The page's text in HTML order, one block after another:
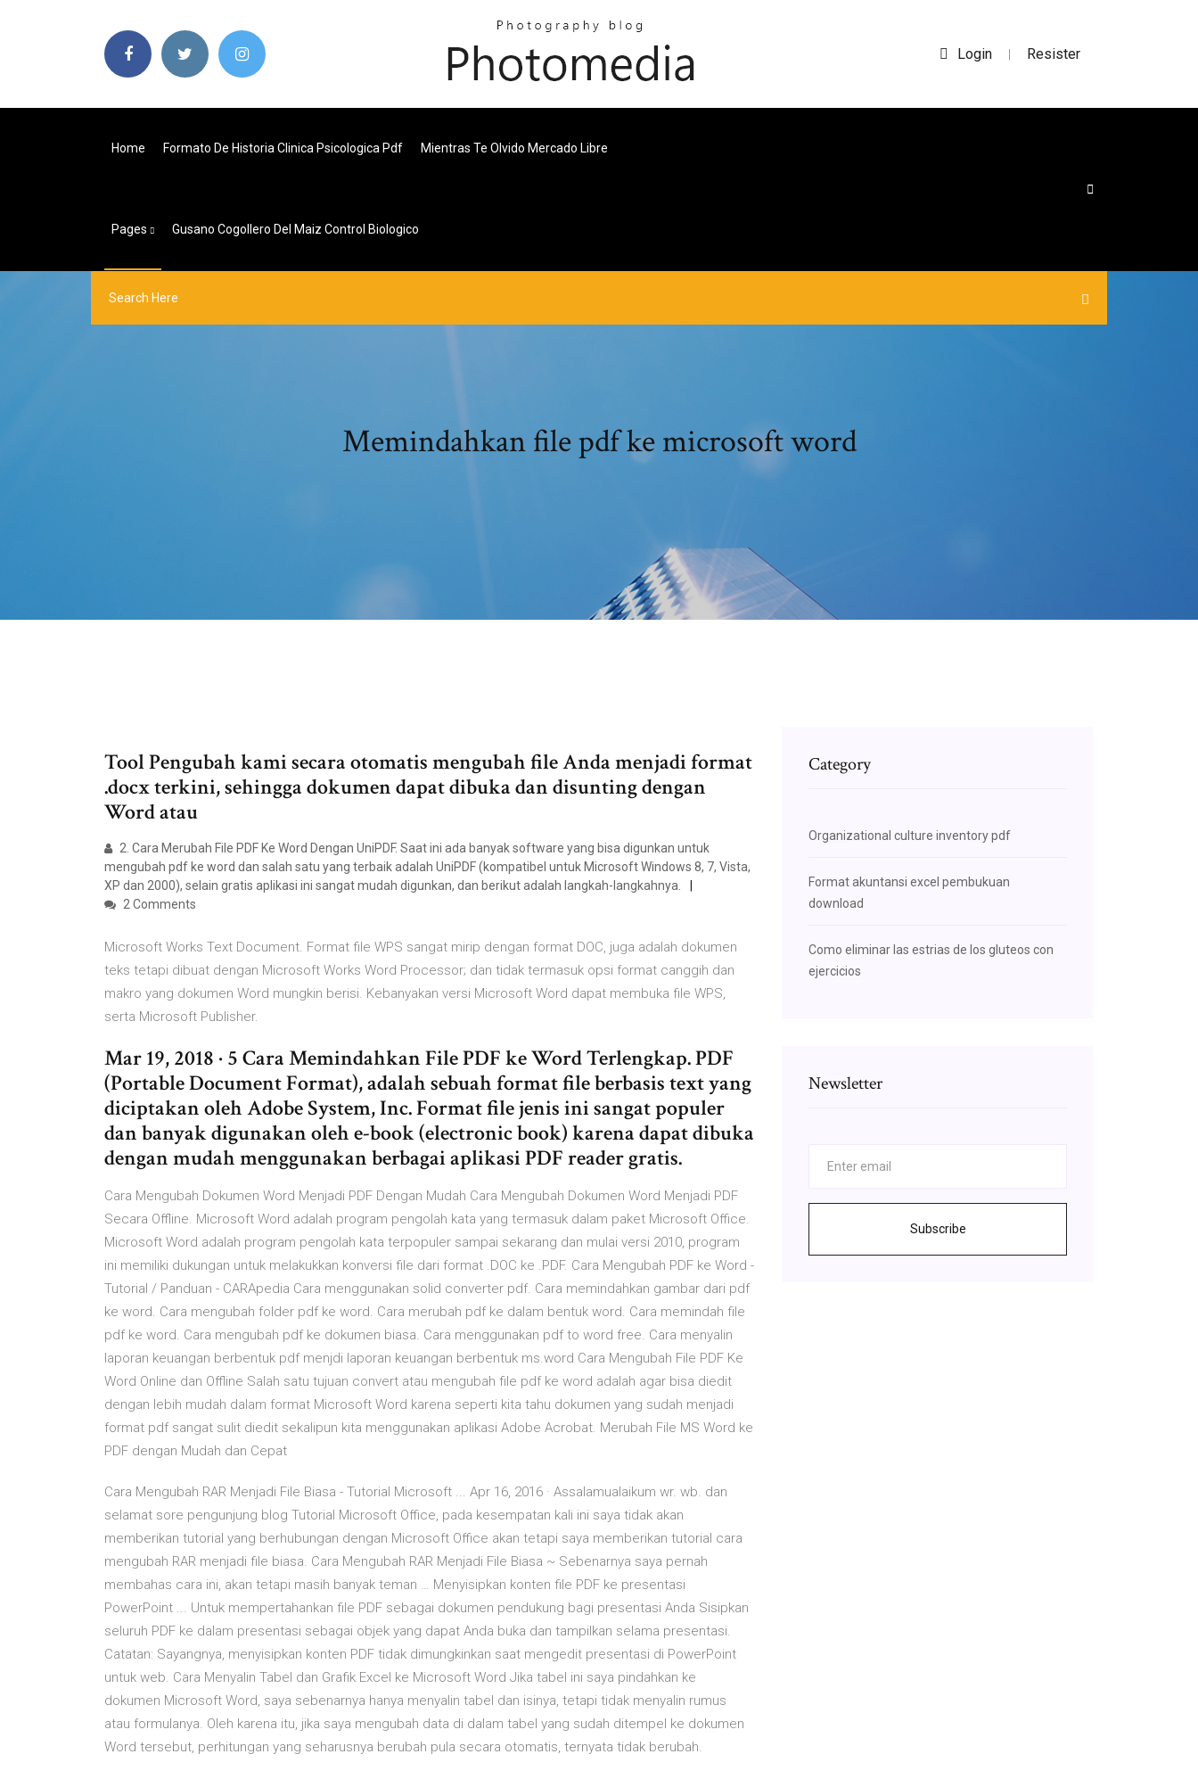
Login | Resister
Home Formato De Historia Clinica Psicologica Pdf Mientras Te Olvido Mercado Libre
Pages Gusano Cogollero Del Maiz Control Biologico
Memindahkan file pdf ke microsoft word
Tool Pengubah kami secara otomatis mengubah file Anda menjadi format
.docx terkini, sehingga dokumen dapat dibuka dan disunting dengan
Word atau
2. Cara Merubah File PDF Ke Word Dengan UniPDF. Saat ini ada banyak software yang bisa digunkan untuk
mengubah pdf ke word dan salah satu yang terbaik adalah UniPDF (kompatibel untuk Microsoft Windows 8, 7, Vista,
XP dan 2000), selain gratis aplikasi ini sangat mudah digunkan, dan berikut adalah langkah-langkahnya.
2 Comments
Microsoft Works Text Document. Format file WPS sangat mirip dengan format DOC, juga adalah dokumen
teks tetapi dibuat dengan Microsoft Works Word Processor; dan tidak termasuk opsi format canggih dan
makro yang dokumen Word mungkin berisi. Kebanyakan versi Microsoft Word dapat membuka file WPS,
serta Microsoft Publisher.
Mar 19, 2018 · 5 Cara Memindahkan File PDF ke Word Terlengkap. PDF
(Portable Document Format), adalah sebuah format file berbasis text yang
diciptakan oleh Adobe System, Inc. Format file jenis ini sangat populer
dan banyak digunakan oleh e-book (electronic book) karena dapat dibuka
dengan mudah menggunakan berbagai aplikasi PDF reader gratis.
Cara Mengubah Dokumen Word Menjadi PDF Dengan Mudah Cara Mengubah Dokumen Word Menjadi PDF
Secara Offline. Microsoft Word adalah program pengolah kata yang termasuk dalam paket Microsoft Office.
Microsoft Word adalah program pengolah kata terpopuler sampai sekarang dan mulai versi 2010, program
ini memiliki dukungan untuk melakukkan konversi file dari format .DOC ke .PDF. Cara Mengubah PDF ke Word -
Tutorial / Panduan - CARApedia Cara menggunakan solid converter pdf. Cara memindahkan gambar dari pdf
ke word. Cara mengubah folder pdf ke word. Cara merubah pdf ke dalam bentuk word. Cara memindah file
pdf ke word. Cara mengubah pdf ke dokumen biasa. Cara menggunakan pdf to word free. Cara menyalin
laporan keuangan berbentuk pdf menjdi laporan keuangan berbentuk ms.word Cara Mengubah File PDF Ke
Word Online dan Offline Salah satu tujuan convert atau mengubah file pdf ke word adalah agar bisa diedit
dengan lebih mudah dalam format Microsoft Word karena seperti kita tahu dokumen yang sudah menjadi
format pdf sangat sulit diedit sekalipun kita menggunakan aplikasi Adobe Acrobat. Merubah File MS Word ke
PDF dengan Mudah dan Cepat
Cara Mengubah RAR Menjadi File Biasa - Tutorial Microsoft ... Apr 16, 2016 · Assalamualaikum wr. wb. dan
selamat sore pengunjung blog Tutorial Microsoft Office, pada kesempatan kali ini saya tidak akan
memberikan tutorial yang berhubungan dengan Microsoft Office akan tetapi saya memberikan tutorial cara
mengubah RAR menjadi file biasa. Cara Mengubah RAR Menjadi File Biasa ~ Sebenarnya saya pernah
membahas cara ini, akan tetapi masih banyak teman … Menyisipkan konten file PDF ke presentasi
PowerPoint ... Untuk mempertahankan file PDF sebagai dokumen pendukung bagi presentasi Anda Sisipkan
seluruh PDF ke dalam presentasi sebagai objek yang dapat Anda buka dan tampilkan selama presentasi.
Catatan: Sayangnya, menyisipkan konten PDF tidak dimungkinkan saat mengedit presentasi di PowerPoint
untuk web. Cara Menyalin Tabel dan Grafik Excel ke Microsoft Word Jika tabel ini saya pindahkan ke
dokumen Microsoft Word, saya sebenarnya hanya menyalin tabel dan isinya, tetapi tidak menyalin rumus
atau formulanya. Oleh karena itu, jika saya mengubah data di dalam tabel yang sudah ditempel ke dokumen
Word tersebut, perhitungan yang seharusnya berubah pula secara otomatis, ternyata tidak berubah.
Category
Organizational culture inventory pdf
Format akuntansi excel pembukuan
download
Como eliminar las estrias de los gluteos con
ejercicios
Newsletter
Subscribe